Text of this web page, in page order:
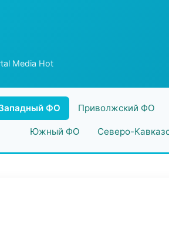
Media Hot
ФО Приволжский ФО
Южный ФО Северо-